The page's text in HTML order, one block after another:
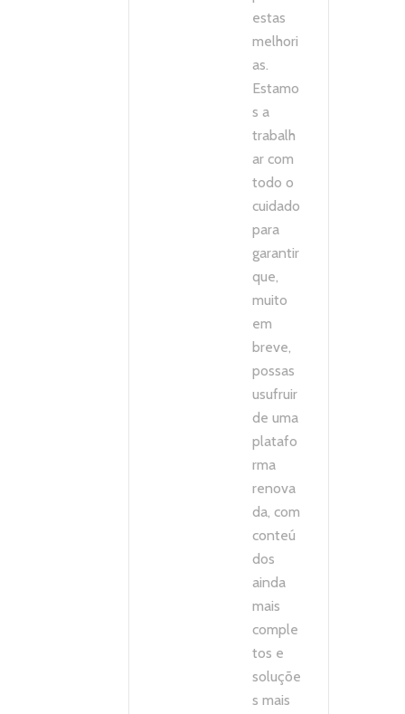
estas
melhori
as.
Estamo
s a
trabalh
ar com
todo o
cuidado
para
garantir
que,
muito
em
breve,
possas
usufruir
de uma
platafo
rma
renova
da, com
conteú
dos
ainda
mais
comple
tos e
soluçõe
s mais